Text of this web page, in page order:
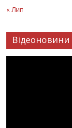
« Лип
Відеоновини